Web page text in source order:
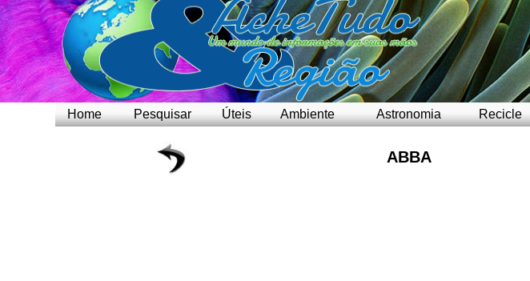
Home Pesquisar Úteis Ambiente Astronomia Recicle
ABBA